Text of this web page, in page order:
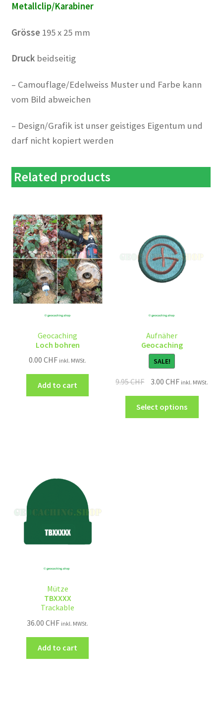
Metallclip/Karabiner
Grösse195 x 25 mm
Druckbeidseitig
– Camouflage/Edelweiss Muster und Farbe kann
vom Bild abweichen
– Design/Grafik ist unser geistiges Eigentum und
darf nicht kopiert werden
Related products
Geocaching
Loch bohren
0.00CHF inkl. MWSt.
Add to cart
Aufnäher
Geocaching
SALE!
9.95CHF 3.00CHF inkl. MWSt.
Select options
Mütze
TBXXXX
Trackable
36.00CHF inkl. MWSt.
Add to cart